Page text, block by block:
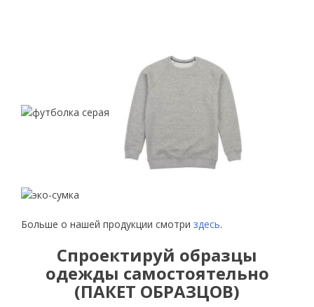
Больше о нашей продукции смотри здесь.
Спроектируй образцы
одежды самостоятельно
(ПАКЕТ ОБРАЗЦОВ)